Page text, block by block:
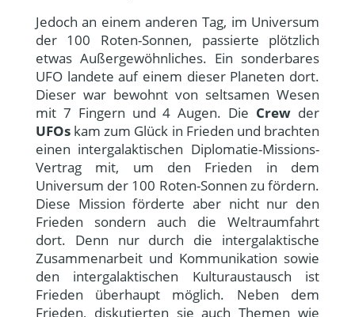
Jedoch an einem anderen Tag, im Universum
der 100 Roten-Sonnen, passierte plötzlich
etwas Außergewöhnliches. Ein sonderbares
UFO landete auf einem dieser Planeten dort.
Dieser war bewohnt von seltsamen Wesen
mit 7 Fingern und 4 Augen. Die Crew der
UFOskam zum Glück in Frieden und brachten
einen intergalaktischen Diplomatie-Missions-
Vertrag mit, um den Frieden in dem
Universum der 100 Roten-Sonnen zu fördern.
Diese Mission förderte aber nicht nur den
Frieden sondern auch die Weltraumfahrt
dort. Denn nur durch die intergalaktische
Zusammenarbeit und Kommunikation sowie
den intergalaktischen Kulturaustausch ist
Frieden überhaupt möglich. Neben dem
Frieden, diskutierten sie auch Themen wie